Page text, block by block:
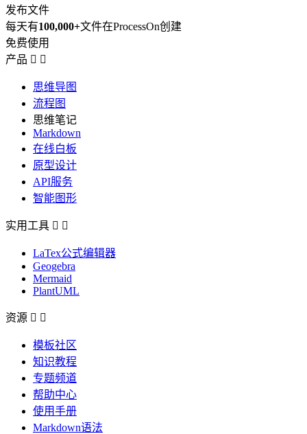
发布文件
每天有100,000+文件在ProcessOn创建
免费使用
产品  
思维导图
流程图
思维笔记
Markdown
在线白板
原型设计
API服务
智能图形
实用工具  
LaTex公式编辑器
Geogebra
Mermaid
PlantUML
资源  
模板社区
知识教程
专题频道
帮助中心
使用手册
Markdown语法